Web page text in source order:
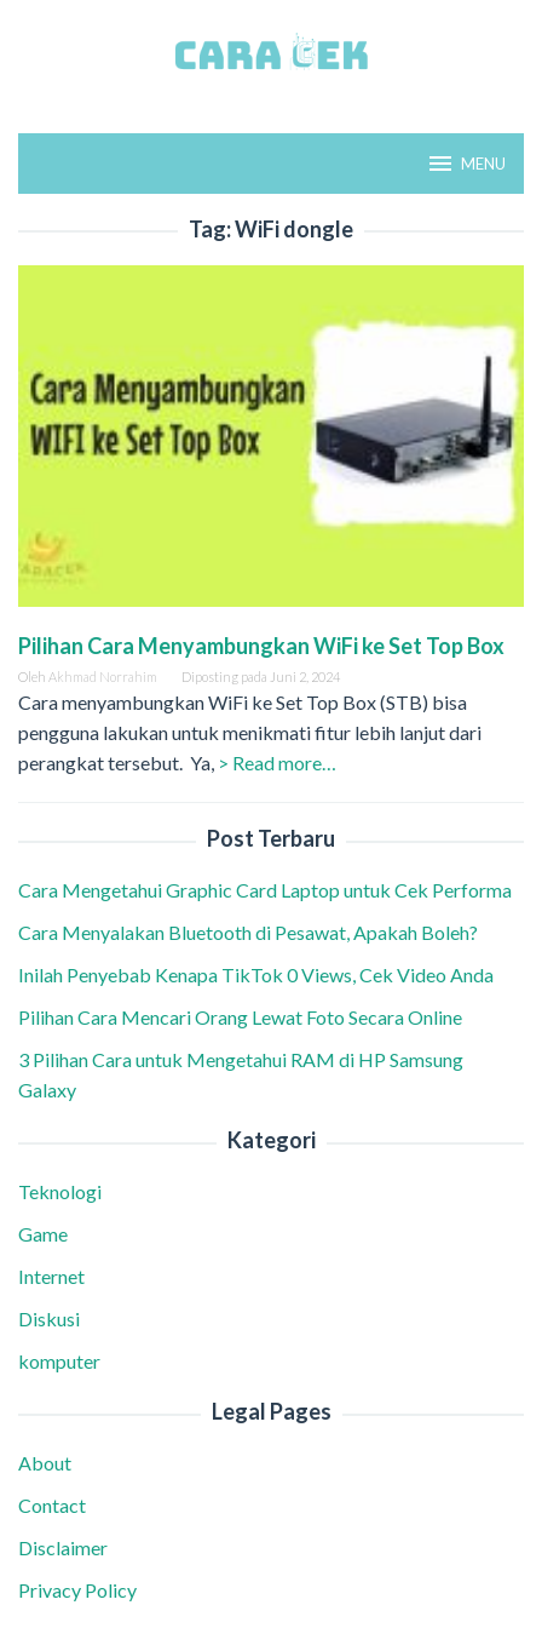
MENU
Tag:WiFi dongle
Pilihan Cara Menyambungkan WiFi ke Set Top Box
Oleh Akhmad Norrahim Diposting pada Juni 2, 2024
Cara menyambungkan WiFi ke Set Top Box (STB) bisa
pengguna lakukan untuk menikmati fitur lebih lanjut dari
perangkat tersebut. Ya, > Read more…
Post Terbaru
Cara Mengetahui Graphic Card Laptop untuk Cek Performa
Cara Menyalakan Bluetooth di Pesawat, Apakah Boleh?
Inilah Penyebab Kenapa TikTok 0 Views, Cek Video Anda
Pilihan Cara Mencari Orang Lewat Foto Secara Online
3 Pilihan Cara untuk Mengetahui RAM di HP Samsung
Galaxy
Kategori
Teknologi
Game
Internet
Diskusi
komputer
Legal Pages
About
Contact
Disclaimer
Privacy Policy